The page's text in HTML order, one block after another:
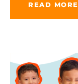
READ MORE